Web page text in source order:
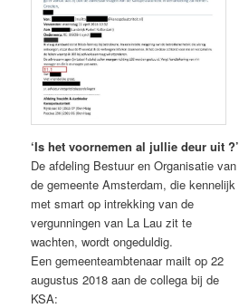
‘Is het voornemen al jullie deur uit ?’
De afdeling Bestuur en Organisatie van
de gemeente Amsterdam, die kennelijk
met smart op intrekking van de
vergunningen van La Lau zit te
wachten, wordt ongeduldig.
Een gemeenteambtenaar mailt op 22
augustus 2018 aan de collega bij de
KSA: